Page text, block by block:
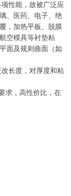
性能，故被广泛应
、医药、电子、绝
，加热平板、脱膜
空模具等衬垫粘
面及规则曲面（如
长度，对厚度和粘
求，高性价比，在